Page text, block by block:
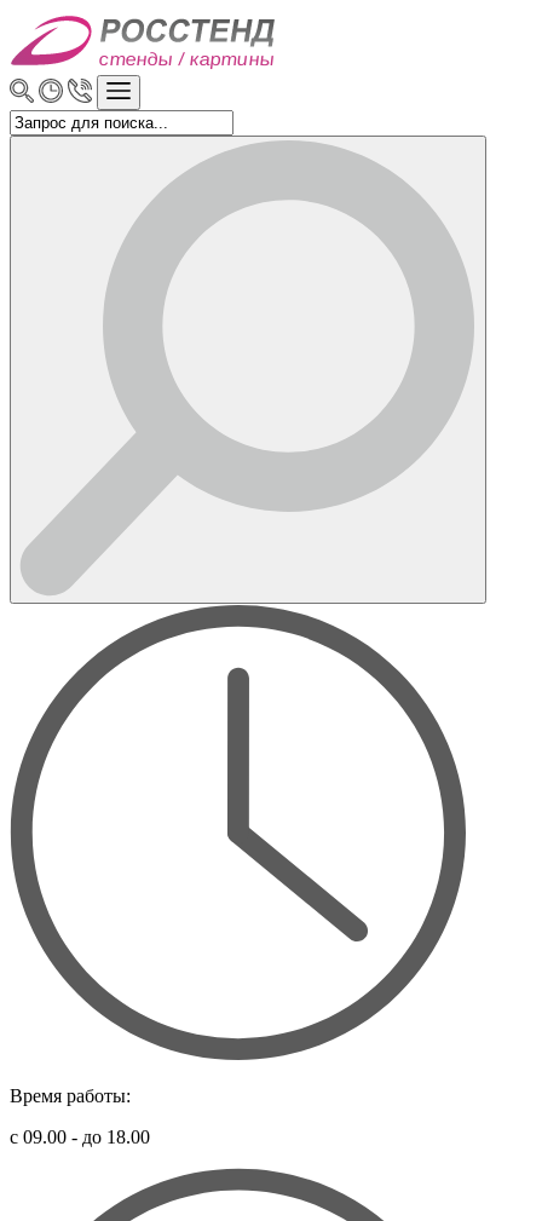
Время работы:
с 09.00 - до 18.00